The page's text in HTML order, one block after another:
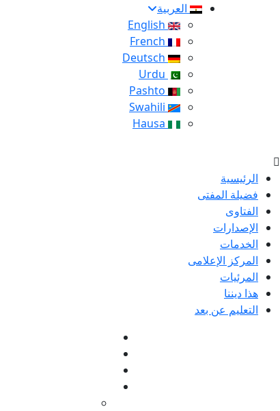
العربية
الرئيسية
فضيلة المفتى
الفتاوى
الإصدارات
الخدمات
المركز الإعلامى
المرئيات
هذا ديننا
التعليم عن بعد